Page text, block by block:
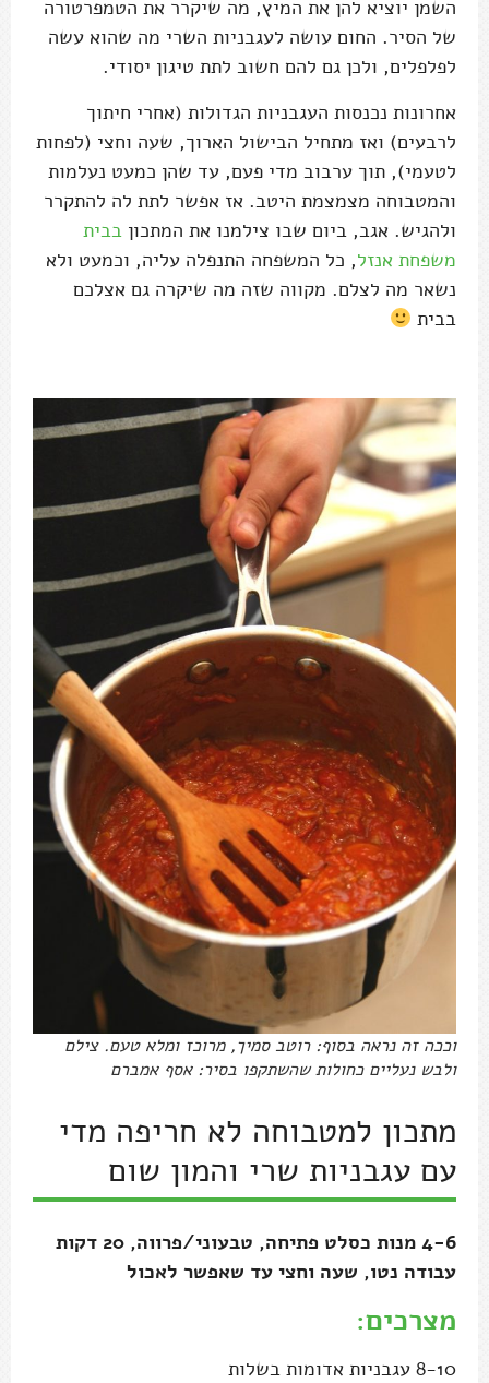
השמן יוציא להן את המיץ, מה שיקרר את הטמפרטורה
של הסיר. החום עושה לעגבניות השרי מה שהוא עשה
לפלפלים, ולכן גם להם חשוב לתת טיגון יסודי.
אחרונות נכנסות העגבניות הגדולות (אחרי חיתוך
לרבעים) ואז מתחיל הבישול הארוך, שעה וחצי (לפחות
לטעמי), תוך ערבוב מדי פעם, עד שהן כמעט נעלמות
והמטבוחה מצמצמת היטב. אז אפשר לתת לה להתקרר
ולהגיש. אגב, ביום שבו צילמנו את המתכון בבית
משפחת אנזל, כל המשפחה התנפלה עליה, וכמעט ולא
נשאר מה לצלם. מקווה שזה מה שיקרה גם אצלכם
בבית
וככה זה נראה בסוף: רוטב סמיך, מרוכז ומלא טעם. צילם
ולבש נעליים כחולות שהשתקפו בסיר: אסף אמברם
מתכון למטבוחה לא חריפה מדי
עם עגבניות שרי והמון שום
4-6 מנות כסלט פתיחה, טבעוני/פרווה, 20 דקות
עבודה נטו, שעה וחצי עד שאפשר לאכול
מצרכים:
8-10 עגבניות אדומות בשלות